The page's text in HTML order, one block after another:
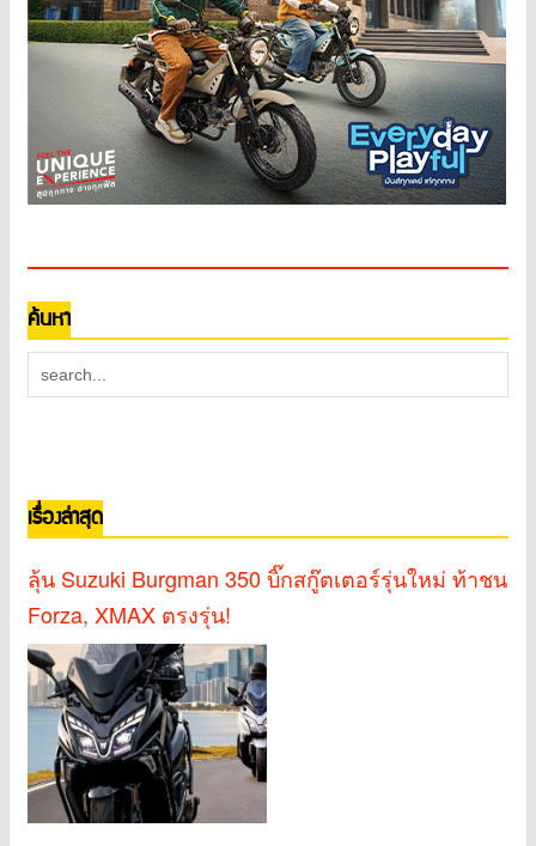
ค้นหา
เรื่องล่าสุด
ลุ้น Suzuki Burgman 350 บิ๊กสกู๊ตเตอร์รุ่นใหม่ ท้าชน
Forza, XMAX ตรงรุ่น!